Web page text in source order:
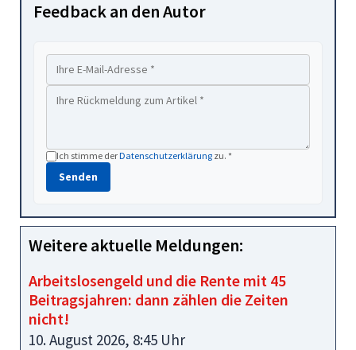
Feedback an den Autor
Ich stimme derDatenschutzerklärung zu. *
Senden
Weitere aktuelle Meldungen:
Arbeitslosengeld und die Rente mit 45
Beitragsjahren: dann zählen die Zeiten
nicht!
10. August 2026, 8:45 Uhr